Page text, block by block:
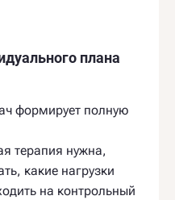
плана
формирует полную
терапия нужна,
какие нагрузки
на контрольный